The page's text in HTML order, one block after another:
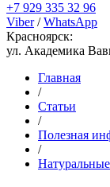
+7 929 335 32 96
Viber/WhatsApp
Красноярск:
ул. Академика
Главная
/
Статьи
/
Полезная
/